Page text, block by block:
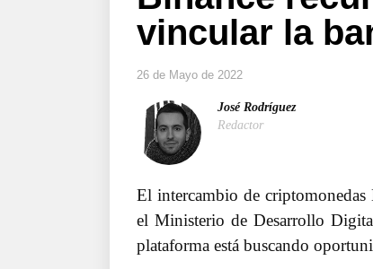
vincular la
26 de Mayo de 2022
José Rodríguez
Redactor
El intercambio de
el Ministerio de Desarrollo
plataforma está buscando